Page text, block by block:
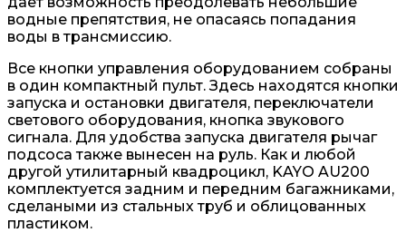
водные препятствия, не опасаясь попадания
воды в трансмиссию.
Все кнопки управления оборудованием собраны
в один компактный пульт. Здесь находятся кнопки
запуска и остановки двигателя, переключатели
светового оборудования, кнопка звукового
сигнала. Для удобства запуска двигателя рычаг
подсоса также вынесен на руль. Как и любой
другой утилитарный квадроцикл, KAYO AU200
комплектуется задним и передним багажниками,
сделаными из стальных труб и облицованных
пластиком.